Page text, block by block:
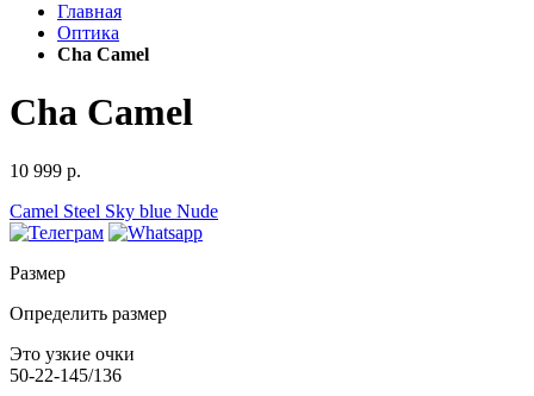
Главная
Оптика
Cha Camel
Cha Camel
10 999 р.
Camel Steel Sky blue Nude
Размер
Определить размер
Это узкие очки
50-22-145/136